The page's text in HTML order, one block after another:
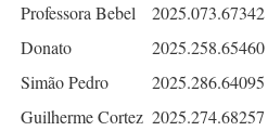
Professora Bebel
2025.073.67342
Donato
2025.258.65460
Simão Pedro
2025.286.64095
Guilherme Cortez 2025.274.68257